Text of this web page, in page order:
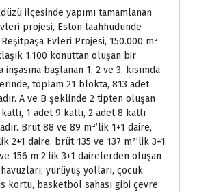
ilçesinde yapımı tamamlanan
projesi, Eston taahhüdünde
Reşitpaşa Evleri Projesi, 150.000 m²
1.100 konuttan oluşan bir
başlanan 1, 2 ve 3. kısımda
toplam 21 blokta, 813 adet
A ve B şeklinde 2 tipten oluşan
1 adet 9 katlı, 2 adet 8 katlı
Brüt 88 ve 89 m²’lik 1+1 daire,
2+1 daire, brüt 135 ve 137 m²’lik 3+1
156 m 2’lik 3+1 dairelerden oluşan
yürüyüş yolları, çocuk
kortu, basketbol sahası gibi çevre